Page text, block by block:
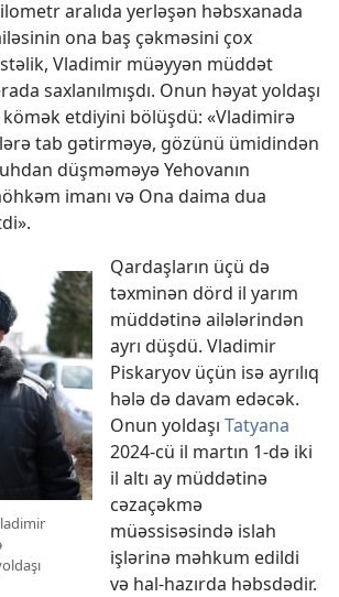
aralıda yerləşən həbsxanada
ona baş çəkməsini çox
Vladimir müəyyən müddət
saxlanılmışdı. Onun həyat yoldaşı
etdiyini bölüşdü: «Vladimirə
tab gətirməyə, gözünü ümidindən
düşməməyə Yehovanın
imanı və Ona daima dua
Qardaşların üçü də
təxminən dörd il yarım
müddətinə ailələrindən
ayrı düşdü. Vladimir
Piskaryov üçün isə ayrılıq
hələ də davam edəcək.
Onun yoldaşı Tatyana
2024-cü il martın 1-də iki
il altı ay müddətinə
cəzaçəkmə
müəssisəsində islah
işlərinə məhkum edildi
və hal-hazırda həbsdədir.